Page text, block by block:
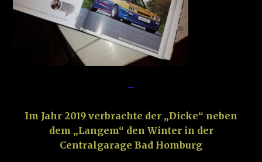
–
Im Jahr 2019 verbrachte der „Dicke“ neben
dem „Langem“ den Winter in der
Centralgarage Bad Homburg